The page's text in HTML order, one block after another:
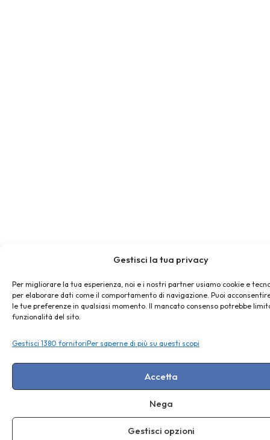
Gestisci la tua privacy
Per migliorare la tua esperienza, noi e i nostri partner usiamo cookie e
per elaborare dati come il comportamento di navigazione. Puoi
le tue preferenze in qualsiasi momento. Il mancato consenso potrebbe
funzionalità del sito.
Gestisci 1380 fornitoriPer saperne di più su questi scopi
Accetta
Nega
Gestisci opzioni